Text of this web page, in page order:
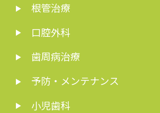
根管治療
口腔外科
歯周病治療
予防・メンテナンス
小児歯科